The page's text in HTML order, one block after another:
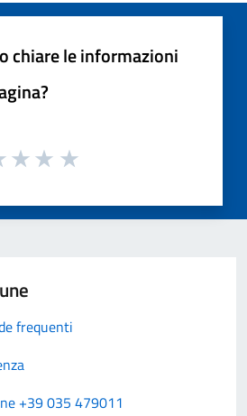
chiare le informazioni
frequenti
+39 035 479011